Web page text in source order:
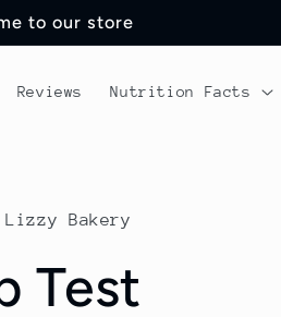
to our store
Reviews Nutrition Facts
Bakery
Test